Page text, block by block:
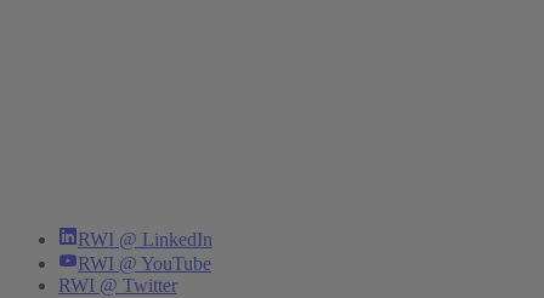
RWI @ LinkedIn
RWI @ YouTube
RWI @ Twitter